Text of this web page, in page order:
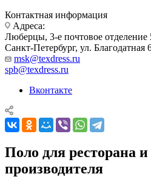
Контактная информация
Адреса:
Люберцы, 3-е почтовое отделение
Санкт-Петербург, ул. Благодатная
msk@texdress.ru
spb@texdress.ru
Вконтакте
Поло для ресторана
производителя